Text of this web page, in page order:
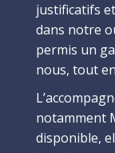
justificatifs
dans notre
permis un
nous, tout
notamment
disponible,